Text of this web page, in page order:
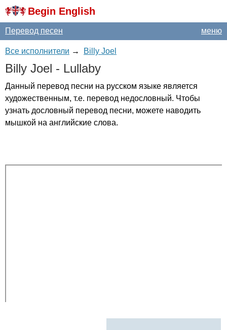
Begin English
меню
Перевод песен
Все исполнители → Billy Joel
Billy Joel - Lullaby
Данный перевод песни на русском языке является
художественным, т.е. перевод недословный. Чтобы
узнать дословный перевод песни, можете наводить
мышкой на английские слова.